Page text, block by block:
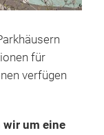
für
verfügen
wir um eine